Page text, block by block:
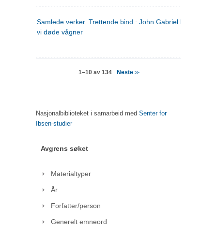
Samlede verker. Trettende bind : John Gabriel Borkman ;
vi døde vågner
1–10 av 134 Neste >>
Nasjonalbiblioteket i samarbeid med Senter for
Ibsen-studier
Avgrens søket
Materialtyper
År
Forfatter/person
Generelt emneord